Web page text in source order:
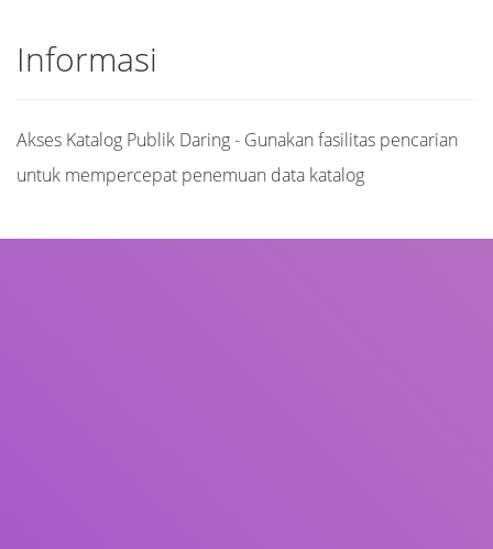
Informasi
Akses Katalog Publik Daring - Gunakan fasilitas pencarian
untuk mempercepat penemuan data katalog